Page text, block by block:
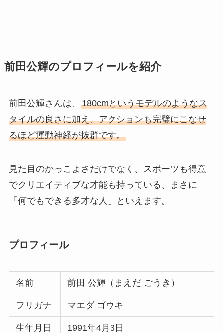
前田公輝のプロフィールを紹介
前田公輝さんは、 180cmというモデルのようなス
タイルの良さに加え、アクションも完璧にこなせ
るほど運動神経が抜群です。
見た目のかっこよさだけでなく、スポーツも得意
でクリエイティブな才能も持っている、まさに
「何でもできる多才な人」といえます。
プロフィール
名前 前田 公輝（まえだ ごうき）
フリガナ マエダ ゴウキ
生年月日 1991年4月3日